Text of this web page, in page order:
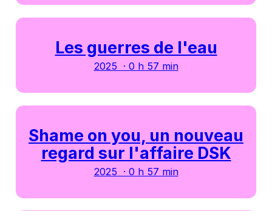
Les guerres de l'eau
2025 · 0 h 57 min
Shame on you, un nouveau
regard sur l'affaire DSK
2025 · 0 h 57 min